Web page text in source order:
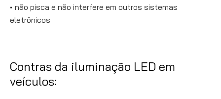
não pisca e não interfere em outros sistemas
eletrônicos
Contras da iluminação LED em
veículos: